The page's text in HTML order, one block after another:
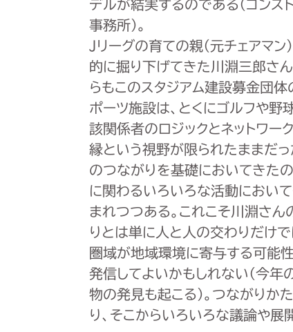
デルが結実するのである（コンス
事務所）。
Jリーグの育ての親（元チェアマ
的に掘り下げてきた川淵三郎さ
らもこのスタジアム建設募金団
ポーツ施設は、とくにゴルフや野
該関係者のロジックとネットワー
縁という視野が限られたままだ
のつながりを基礎においてきた
に関わるいろいろな活動におい
まれつつある。これこそ川淵さん
りとは単に人と人の交わりだけ
圏域が地域環境に寄与する可能
発信してよいかもしれない（今
物の発見も起こる）。つながりか
り、そこからいろいろな議論や展